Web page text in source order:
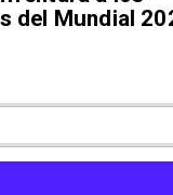
del Mundial